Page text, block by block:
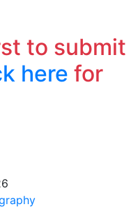
to submit
here for